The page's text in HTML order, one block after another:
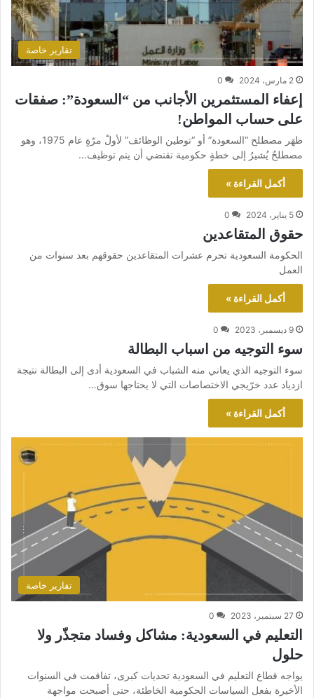
تقارير خاصة
2 مارس، 2024 0
إعفاء المستثمرين الأجانب من “السعودة”: صفقات
على حساب المواطن!
ظهَر مصطلح “السعودة” أو “توطين الوظائف” لأولّ مرّةٍ عام 1975، وهو
مصطلحٌ يُشيرُ إلى خطةٍ حكومية تقتضي أن يتم توظيف…
أكمل القراءة »
5 يناير، 2024 0
حقوق المتقاعدين
الحكومة السعودية تحرم عشرات المتقاعدين حقوقهم بعد سنوات من
العمل
أكمل القراءة »
9 ديسمبر، 2023 0
سوء التوجيه من اسباب البطالة
سوء التوجيه الذي يعاني منه الشباب في السعودية أدى إلى البطالة نتيجة
ازدياد عدد خرّيجي الاختصاصات التي لا يحتاجها سوق…
أكمل القراءة »
تقارير خاصة
27 سبتمبر، 2023 0
التعليم في السعودية: مشاكل وفساد متجذّر ولا
حلول
يواجه قطاع التعليم في السعودية تحديات كبرى، تفاقمت في السنوات
الأخيرة بفعل السياسات الحكومية الخاطئة، حتى أصبحت مواجهة